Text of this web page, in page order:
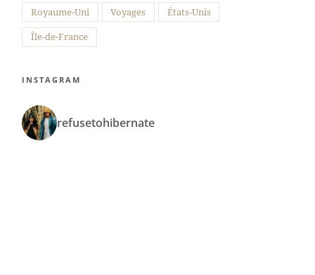
Royaume-Uni Voyages États-Unis
Île-de-France
INSTAGRAM
refusetohibernate